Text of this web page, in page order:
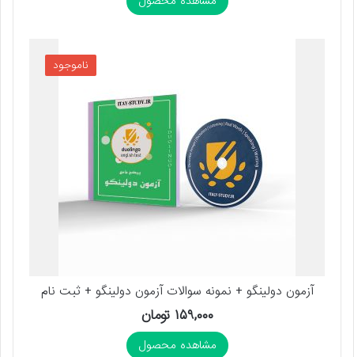
ناموجود
آزمون دولینگو + نمونه سوالات آزمون دولینگو + ثبت نام
۱۵۹,۰۰۰ تومان
مشاهده محصول